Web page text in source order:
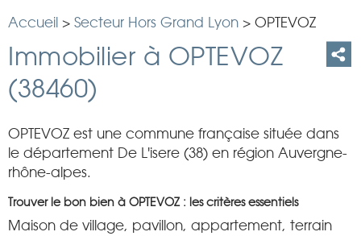
Accueil > Secteur Hors Grand Lyon > OPTEVOZ
Immobilier à OPTEVOZ
(38460)
OPTEVOZ est une commune française située dans
le département De L'isere (38) en région Auvergne-
rhône-alpes.
Trouver le bon bien à OPTEVOZ : les critères essentiels
Maison de village, pavillon, appartement, terrain